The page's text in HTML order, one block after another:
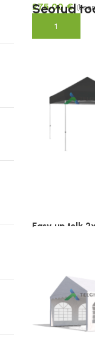
275.00€
Lisa korvi
Seotud
Easy up telk